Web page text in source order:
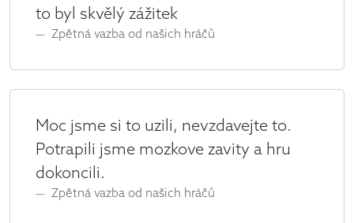
to byl skvělý zážitek
Zpětná vazba od našich hráčů
Moc jsme si to uzili, nevzdavejte to.
Potrapili jsme mozkove zavity a hru
dokoncili.
Zpětná vazba od našich hráčů